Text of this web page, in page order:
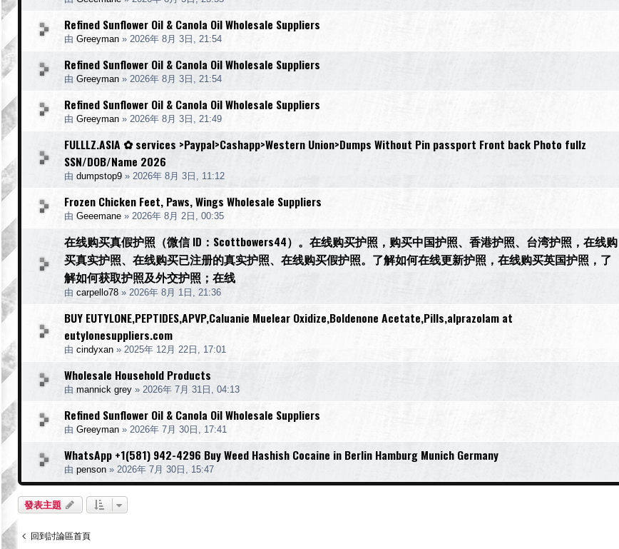
Refined Sunflower Oil & Canola Oil Wholesale Suppliers
由 Greeyman » 2026年 8月 3日, 21:54
Refined Sunflower Oil & Canola Oil Wholesale Suppliers
由 Greeyman » 2026年 8月 3日, 21:54
Refined Sunflower Oil & Canola Oil Wholesale Suppliers
由 Greeyman » 2026年 8月 3日, 21:49
FULLLZ.ASIA ✿ services >Paypal>Cashapp>Western Union>Dumps Without Pin passport Front back Photo fullz
SSN/DOB/Name 2026
由 dumpstop9 » 2026年 8月 3日, 11:12
Frozen Chicken Feet, Paws, Wings Wholesale Suppliers
由 Geeemane » 2026年 8月 2日, 00:35
在线购买真假护照（微信 ID：Scottbowers44）。在线购买护照，购买中国护照、香港护照、台湾护照，在线购
买真实护照、在线购买已注册的真实护照、在线购买假护照。了解如何在线更新护照，在线购买英国护照，了
解如何获取护照及外交护照；在线
由 carpello78 » 2026年 8月 1日, 21:36
BUY EUTYLONE,PEPTIDES,APVP,Caluanie Muelear Oxidize,Boldenone Acetate,Pills,alprazolam at
eutylonesuppliers.com
由 cindyxan » 2025年 12月 22日, 17:01
Wholesale Household Products
由 mannick grey » 2026年 7月 31日, 04:13
Refined Sunflower Oil & Canola Oil Wholesale Suppliers
由 Greeyman » 2026年 7月 30日, 17:41
WhatsApp +1(581) 942-4296 Buy Weed Hashish Cocaine in Berlin Hamburg Munich Germany
由 penson » 2026年 7月 30日, 15:47
發表主題
回到討論區首頁